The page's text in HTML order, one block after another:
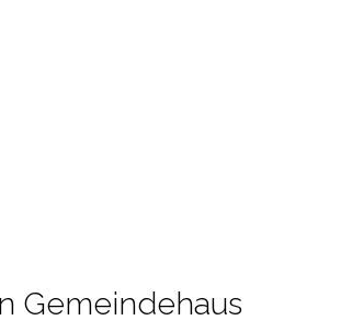
Gemeindehaus